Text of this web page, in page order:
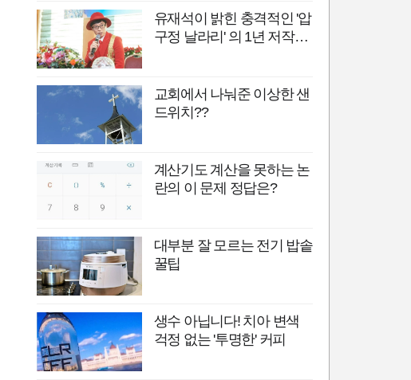
유재석이 밝힌 충격적인 '압
구정 날라리' 의 1년 저작권
교회에서 나눠준 이상한 샌
드위치??
계산기도 계산을 못하는 논
란의 이 문제 정답은?
대부분 잘 모르는 전기 밥솥
꿀팁
생수 아닙니다! 치아 변색
걱정 없는 '투명한' 커피